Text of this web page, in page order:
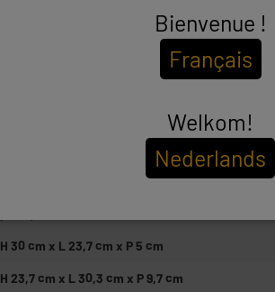
pour une brillance sans frisottis
* Grille revêtement céramique : diffuse une
* Température variable : 3 températures / 2
* Concentrateur pour un séchage rapide
* Diffuseur pour sublimer les boucles et apporter
* Grille arrière amovible pour un nettoyage facile
H 30 cm x L 23,7 cm x P 5 cm
H 23,7 cm x L 30,3 cm x P 9,7 cm
Bienvenue !
Français
Welkom!
Nederlands